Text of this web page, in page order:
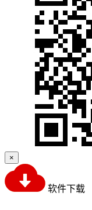
×
软件下载